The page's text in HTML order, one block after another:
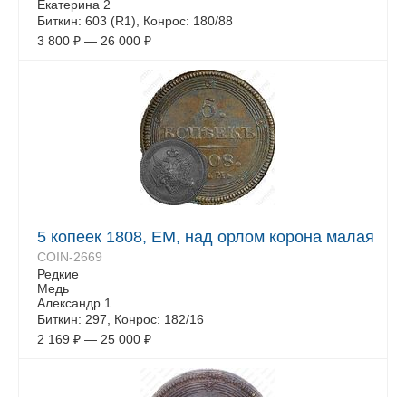
Екатерина 2
Биткин: 603 (R1), Конрос: 180/88
3 800 ₽ — 26 000 ₽
5 копеек 1808, ЕМ, над орлом корона малая
COIN-2669
Редкие
Медь
Александр 1
Биткин: 297, Конрос: 182/16
2 169 ₽ — 25 000 ₽